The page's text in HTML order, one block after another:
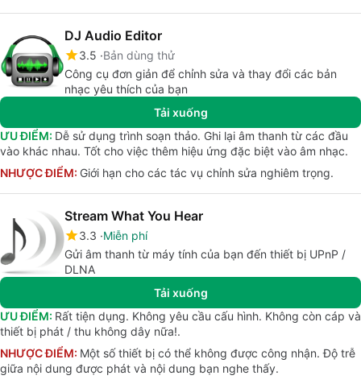
DJ Audio Editor
3.5 Bản dùng thử
Công cụ đơn giản để chỉnh sửa và thay đổi các bản
nhạc yêu thích của bạn
Tải xuống
ƯU ĐIỂM: Dễ sử dụng trình soạn thảo. Ghi lại âm thanh từ các đầu
vào khác nhau. Tốt cho việc thêm hiệu ứng đặc biệt vào âm nhạc.
NHƯỢC ĐIỂM: Giới hạn cho các tác vụ chỉnh sửa nghiêm trọng.
Stream What You Hear
3.3 Miễn phí
Gửi âm thanh từ máy tính của bạn đến thiết bị UPnP /
DLNA
Tải xuống
ƯU ĐIỂM: Rất tiện dụng. Không yêu cầu cấu hình. Không còn cáp và
thiết bị phát / thu không dây nữa!.
NHƯỢC ĐIỂM: Một số thiết bị có thể không được công nhận. Độ trễ
giữa nội dung được phát và nội dung bạn nghe thấy.